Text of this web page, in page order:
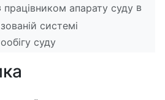
працівником апарату суду в
системі
суду